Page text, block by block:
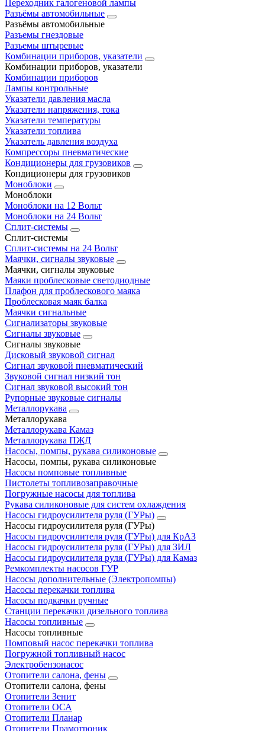
Переходник галогеновой лампы
Разъёмы автомобильные
Разъёмы автомобильные
Разъемы гнездовые
Разъемы штыревые
Комбинации приборов, указатели
Комбинации приборов, указатели
Комбинации приборов
Лампы контрольные
Указатели давления масла
Указатели напряжения, тока
Указатели температуры
Указатели топлива
Указатель давления воздуха
Компрессоры пневматические
Кондиционеры для грузовиков
Кондиционеры для грузовиков
Моноблоки
Моноблоки
Моноблоки на 12 Вольт
Моноблоки на 24 Вольт
Сплит-системы
Сплит-системы
Сплит‑системы на 24 Вольт
Маячки, сигналы звуковые
Маячки, сигналы звуковые
Маяки проблесковые светодиодные
Плафон для проблескового маяка
Проблесковая маяк балка
Маячки сигнальные
Сигнализаторы звуковые
Сигналы звуковые
Сигналы звуковые
Дисковый звуковой сигнал
Сигнал звуковой пневматический
Звуковой сигнал низкий тон
Сигнал звуковой высокий тон
Рупорные звуковые сигналы
Металлорукава
Металлорукава
Металлорукава Камаз
Металлорукава ПЖД
Насосы, помпы, рукава силиконовые
Насосы, помпы, рукава силиконовые
Насосы помповые топливные
Пистолеты топливозаправочные
Погружные насосы для топлива
Рукава силиконовые для систем охлаждения
Насосы гидроусилителя руля (ГУРы)
Насосы гидроусилителя руля (ГУРы)
Насосы гидроусилителя руля (ГУРы) для КрАЗ
Насосы гидроусилителя руля (ГУРы) для ЗИЛ
Насосы гидроусилителя руля (ГУРы) для Камаз
Ремкомплекты насосов ГУР
Насосы дополнительные (Электропомпы)
Насосы перекачки топлива
Насосы подкачки ручные
Станции перекачки дизельного топлива
Насосы топливные
Насосы топливные
Помповый насос перекачки топлива
Погружной топливный насос
Электробензонасос
Отопители салона, фены
Отопители салона, фены
Отопители Зенит
Отопители ОСА
Отопители Планар
Отопители Прамотроник